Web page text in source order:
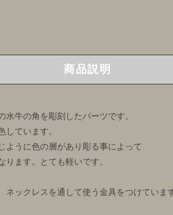
商品説明
水牛の角を彫刻したパーツです。
しています。
ように色の層があり彫る事によって
ります。とても軽いです。
ネックレスを通して使う金具をつけています